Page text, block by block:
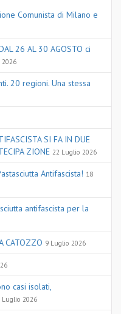
Comunista di Milano e
26 AL 30 AGOSTO ci
2026
20 regioni. Una stessa
SI FA IN DUE
ZIONE 22 Luglio 2026
Antifascista! 18
antifascista per la
CATOZZO 9 Luglio 2026
casi isolati,
Luglio 2026